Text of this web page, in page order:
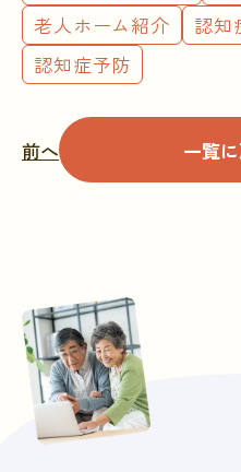
老人ホーム紹介
認知
認知症予防
前へ 一覧